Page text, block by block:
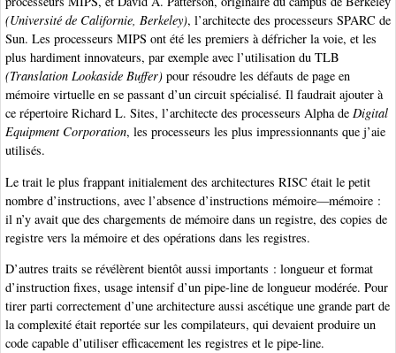
(Université de Californie, Berkeley), l’architecte des processeurs SPARC de
Sun. Les processeurs MIPS ont été les premiers à défricher la voie, et les
plus hardiment innovateurs, par exemple avec l’utilisation du TLB
(Translation Lookaside Buffer) pour résoudre les défauts de page en
mémoire virtuelle en se passant d’un circuit spécialisé. Il faudrait ajouter à
ce répertoire Richard L. Sites, l’architecte des processeurs Alpha de Digital
Equipment Corporation, les processeurs les plus impressionnants que j’aie
utilisés.
Le trait le plus frappant initialement des architectures RISC était le petit
nombre d’instructions, avec l’absence d’instructions mémoire—mémoire :
il n’y avait que des chargements de mémoire dans un registre, des copies de
registre vers la mémoire et des opérations dans les registres.
D’autres traits se révélèrent bientôt aussi importants : longueur et format
d’instruction fixes, usage intensif d’un pipe-line de longueur modérée. Pour
tirer parti correctement d’une architecture aussi ascétique une grande part de
la complexité était reportée sur les compilateurs, qui devaient produire un
code capable d’utiliser efficacement les registres et le pipe-line.